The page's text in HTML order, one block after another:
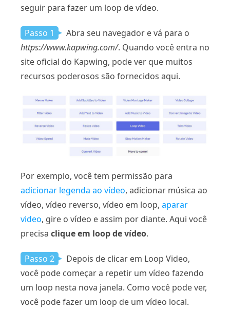
seguir para fazer um loop de vídeo.
Passo 1
Abra seu navegador e vá para o
https://www.kapwing.com/. Quando você entra no
site oficial do Kapwing, pode ver que muitos
recursos poderosos são fornecidos aqui.
Por exemplo, você tem permissão para
adicionar legenda ao vídeo, adicionar música ao
vídeo, vídeo reverso, vídeo em loop, aparar
video, gire o vídeo e assim por diante. Aqui você
precisa clique em loop de vídeo.
Passo 2
Depois de clicar em Loop Video,
você pode começar a repetir um vídeo fazendo
um loop nesta nova janela. Como você pode ver,
você pode fazer um loop de um vídeo local.